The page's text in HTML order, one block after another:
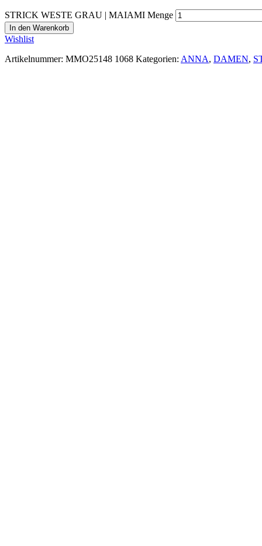
STRICK WESTE GRAU | MAIAMI Menge
In den Warenkorb
Wishlist
Artikelnummer: MMO25148 1068 Kategorien: ANNA, DAMEN,